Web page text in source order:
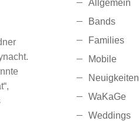
Allgemein
Bands
Families
Mobile
Neuigkeiten
WaKaGe
Weddings